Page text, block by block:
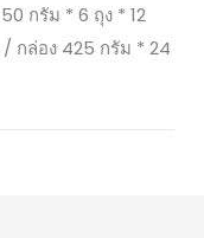
กรัม * 6 ถุง * 12
กล่อง 425 กรัม * 24